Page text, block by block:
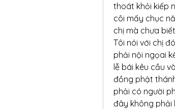
thoát khỏi kiếp
côi mấy chục
chị mà chưa
Tôi nói với chị
phải nội ngọai
lễ bái kêu cầu
đồng phật
phải có người
đây không phải